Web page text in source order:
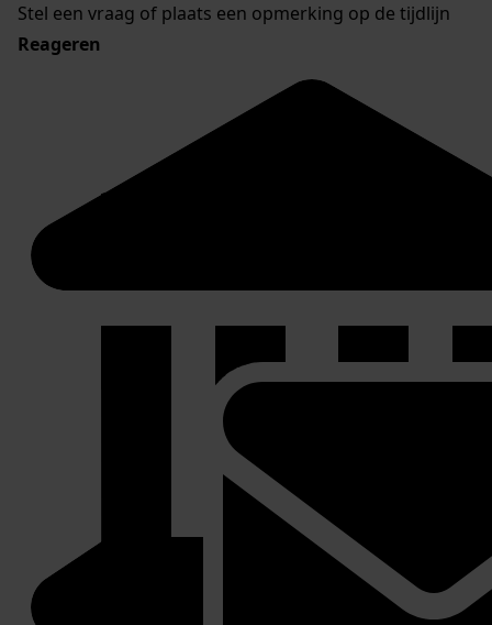
Stel een vraag of plaats een opmerking op de tijdlijn
Reageren